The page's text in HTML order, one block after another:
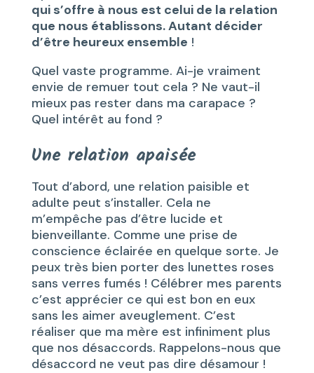
qui s’offre à nous est celui de la relation
que nous établissons. Autant décider
d’être heureux ensemble !
Quel vaste programme. Ai-je vraiment
envie de remuer tout cela ? Ne vaut-il
mieux pas rester dans ma carapace ?
Quel intérêt au fond ?
Une relation apaisée
Tout d’abord, une relation paisible et
adulte peut s’installer. Cela ne
m’empêche pas d’être lucide et
bienveillante. Comme une prise de
conscience éclairée en quelque sorte. Je
peux très bien porter des lunettes roses
sans verres fumés ! Célébrer mes parents
c’est apprécier ce qui est bon en eux
sans les aimer aveuglement. C’est
réaliser que ma mère est infiniment plus
que nos désaccords. Rappelons-nous que
désaccord ne veut pas dire désamour !